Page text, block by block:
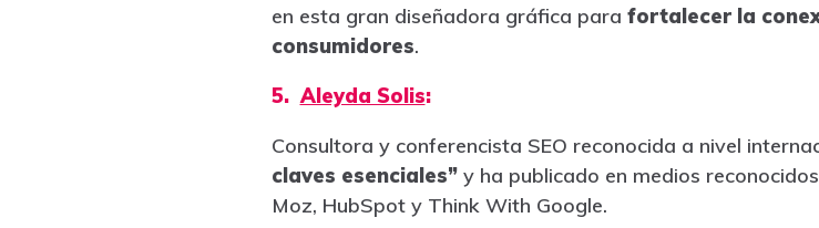
en esta gran diseñadora gráfica para fortalecer la
consumidores.
5. Aleyda Solis:
Consultora y conferencista SEO reconocida a nivel
claves esenciales” y ha publicado en medios
Moz, HubSpot y Think With Google.